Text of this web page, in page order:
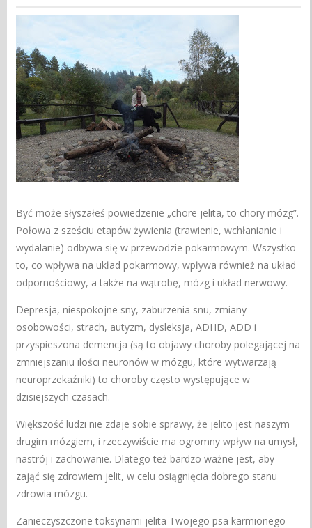
Być może słyszałeś powiedzenie „chore jelita, to chory mózg”.
Połowa z sześciu etapów żywienia (trawienie, wchłanianie i
wydalanie) odbywa się w przewodzie pokarmowym. Wszystko
to, co wpływa na układ pokarmowy, wpływa również na układ
odpornościowy, a także na wątrobę, mózg i układ nerwowy.
Depresja, niespokojne sny, zaburzenia snu, zmiany
osobowości, strach, autyzm, dysleksja, ADHD, ADD i
przyspieszona demencja (są to objawy choroby polegającej na
zmniejszaniu ilości neuronów w mózgu, które wytwarzają
neuroprzekaźniki) to choroby często występujące w
dzisiejszych czasach.
Większość ludzi nie zdaje sobie sprawy, że jelito jest naszym
drugim mózgiem, i rzeczywiście ma ogromny wpływ na umysł,
nastrój i zachowanie. Dlatego też bardzo ważne jest, aby
zająć się zdrowiem jelit, w celu osiągnięcia dobrego stanu
zdrowia mózgu.
Zanieczyszczone toksynami jelita Twojego psa karmionego